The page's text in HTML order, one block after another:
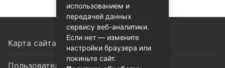
Карта сайта
Пользовательское соглашение
использованием и
передачей данных
сервису веб-аналитики.
Если нет — измените
настройки браузера или
покиньте сайт.